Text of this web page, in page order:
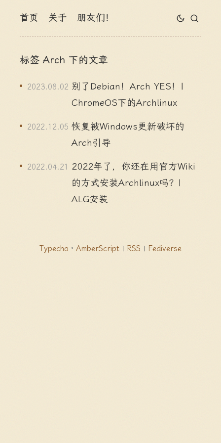
首页 关于 朋友们！
标签 Arch 下的文章
2023.08.02 别了Debian！Arch YES！|
ChromeOS下的Archlinux
2022.12.05 恢复被Windows更新破坏的
Arch引导
2022.04.21
2022年了，你还在用官方Wiki
的方式安装Archlinux吗？|
ALG安装
Typecho · AmberScript | RSS | Fediverse